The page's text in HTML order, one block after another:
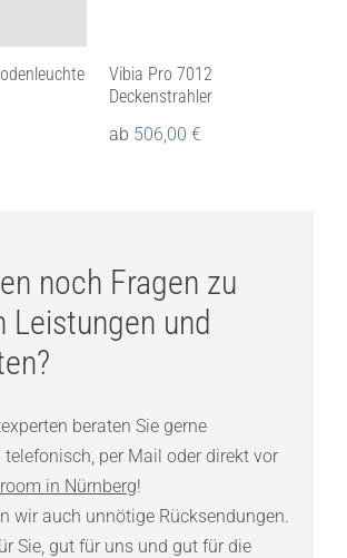
Vibia Pro 7012
Deckenstrahler
ab 506,00 €
noch Fragen zu
Leistungen und
beraten Sie gerne
per Mail oder direkt vor
in Nürnberg!
wir auch unnötige Rücksendungen.
Sie, gut für uns und gut für die